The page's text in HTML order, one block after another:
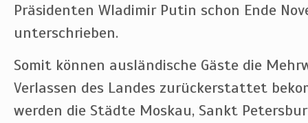
Präsidenten Wladimir Putin schon Ende
unterschrieben.
Somit können ausländische Gäste die
Verlassen des Landes zurückerstattet
werden die Städte Moskau, Sankt